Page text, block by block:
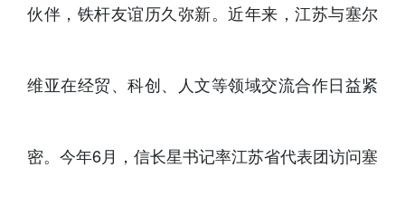
伙伴，铁杆友谊历久弥新。近年来，江苏与塞尔
维亚在经贸、科创、人文等领域交流合作日益紧
密。今年6月，信长星书记率江苏省代表团访问塞